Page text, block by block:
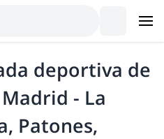
deportiva de
- La
Patones,